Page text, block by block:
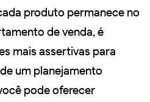
produto permanece no
de venda, é
mais assertivas para
um planejamento
pode oferecer